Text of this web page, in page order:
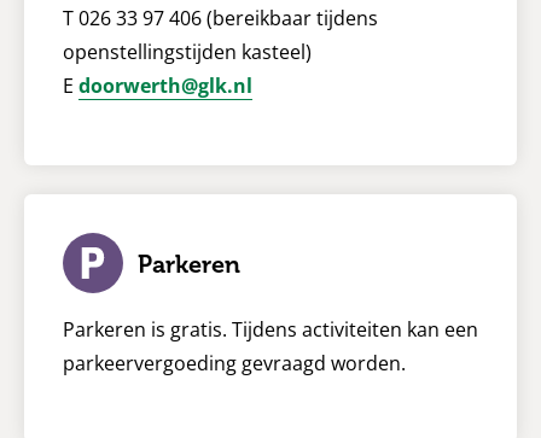
T 026 33 97 406 (bereikbaar tijdens
openstellingstijden kasteel)
E doorwerth@glk.nl
Parkeren
Parkeren is gratis. Tijdens activiteiten kan een
parkeervergoeding gevraagd worden.